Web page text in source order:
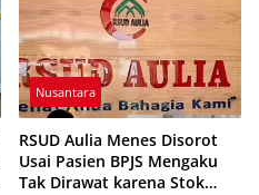
Nusantara
RSUD Aulia Menes Disorot
Usai Pasien BPJS Mengaku
Tak Dirawat karena Stok